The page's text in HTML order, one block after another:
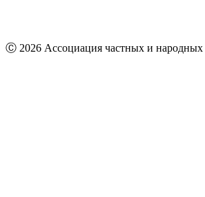
Ⓒ 2026 Ассоциация частных и народных